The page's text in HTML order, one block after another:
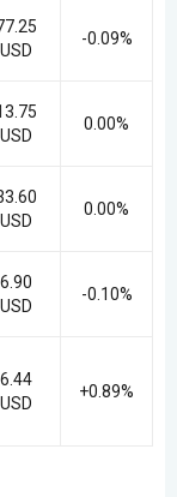
USD
-0.09%
USD
0.00%
USD
0.00%
6.90
USD
-0.10%
6.44
USD
+0.89%